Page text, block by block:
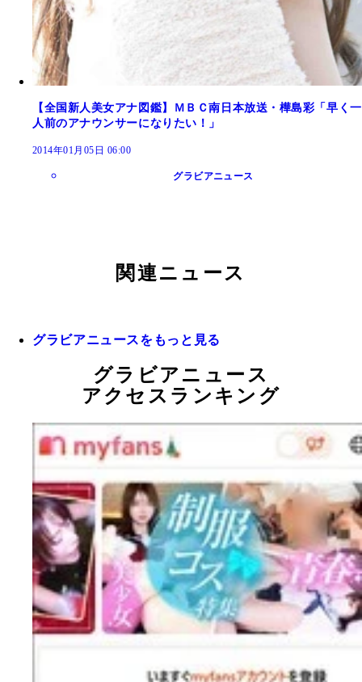
【全国新人美女アナ図鑑】ＭＢＣ南日本放送・樺島彩「早く一
人前のアナウンサーになりたい！」
2014年01月05日 06:00
グラビアニュース
関連ニュース
グラビアニュースをもっと見る
グラビアニュース
アクセスランキング